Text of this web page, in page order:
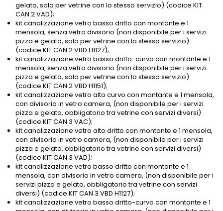
gelato, solo per vetrine con lo stesso servizio) (codice KIT
CAN 2 VAD);
kit canalizzazione vetro basso dritto con montante e 1
mensola, senza vetro divisorio (non disponibile per i servizi
pizza e gelato, solo per vetrine con lo stesso servizio)
(codice KIT CAN 2 VBD H1127);
kit canalizzazione vetro basso dritto-curvo con montante e 1
mensola, senza vetro divisorio (non disponibile per i servizi
pizza e gelato, solo per vetrine con lo stesso servizio)
(codice KIT CAN 2 VBD H1151);
kit canalizzazione vetro alto curvo con montante e 1 mensola,
con divisorio in vetro camera, (non disponibile per i servizi
pizza e gelato, obbligatorio tra vetrine con servizi diversi)
(codice KIT CAN 3 VAC);
kit canalizzazione vetro alto dritto con montante e 1 mensola,
con divisorio in vetro camera, (non disponibile per i servizi
pizza e gelato, obbligatorio tra vetrine con servizi diversi)
(codice KIT CAN 3 VAD);
kit canalizzazione vetro basso dritto con montante e 1
mensola, con divisorio in vetro camera, (non disponibile per i
servizi pizza e gelato, obbligatorio tra vetrine con servizi
diversi) (codice KIT CAN 3 VBD H1127);
kit canalizzazione vetro basso dritto-curvo con montante e 1